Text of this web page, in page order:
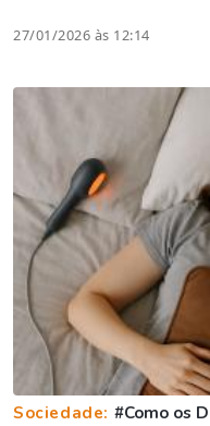
27/01/2026 às 12:14
Sociedade: #Como os